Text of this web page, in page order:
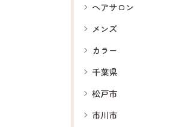
ヘアサロン
メンズ
カラー
千葉県
松戸市
市川市